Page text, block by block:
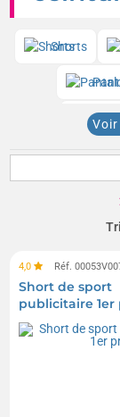
Shorts
4,0 Réf.
Short de sport
publicitaire 1er